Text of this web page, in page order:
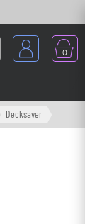
0
Decksaver